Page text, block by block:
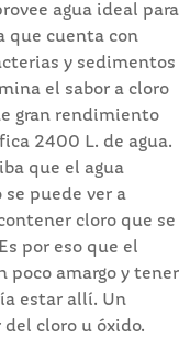
agua ideal para
que cuenta con
y sedimentos
el sabor a cloro
gran rendimiento
2400 L. de agua.
que el agua
puede ver a
cloro que se
por eso que el
poco amargo y tener
estar allí. Un
cloro u óxido.